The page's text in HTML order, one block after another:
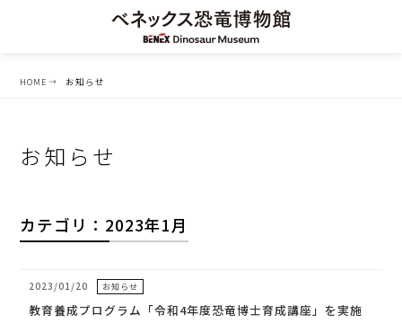
HOME お知らせ
お知らせ
カテゴリ：2023年1月
2023/01/20 お知らせ
教育養成プログラム「令和4年度恐竜博士育成講座」を実施